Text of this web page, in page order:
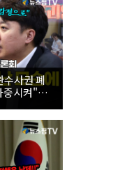
사권 폐
중시켜"｜
토론회